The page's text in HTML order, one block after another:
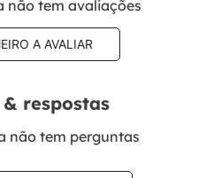
não tem avaliações
A AVALIAR
respostas
não tem perguntas